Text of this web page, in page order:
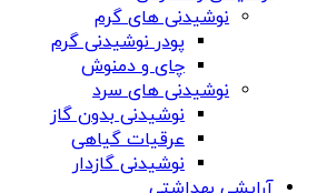
نوشیدنی های گرم
پودر نوشیدنی گرم
چای و دمنوش
نوشیدنی های سرد
نوشیدنی بدون گاز
عرقیات گیاهی
نوشیدنی گازدار